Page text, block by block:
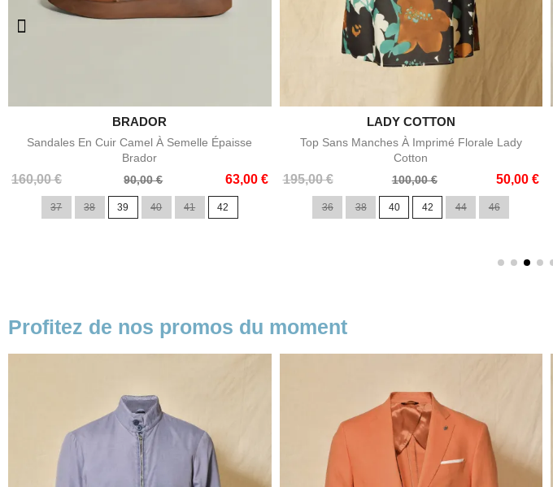
Aperçu rapide
BRADOR
Sandales En Cuir Camel À Semelle Épaisse
Brador
160,00 €
Prix
90,00 € 63,00 €
Prix
37 38 39 40 41 42
Aperçu rapide
LADY COTTON
Top Sans Manches À Imprimé Florale Lady
Cotton
195,00 €
Prix
100,00 € 50,00 €
Prix
36 38 40 42 44 46
Profitez de nos promos du moment